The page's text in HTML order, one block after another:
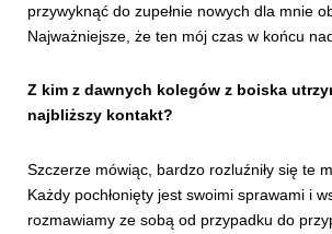
przywyknąć do zupełnie nowych dla mnie
Najważniejsze, że ten mój czas w końcu
Z kim z dawnych kolegów z boiska
najbliższy kontakt?
Szczerze mówiąc, bardzo rozluźniły się te
Każdy pochłonięty jest swoimi sprawami i
rozmawiamy ze sobą od przypadku do